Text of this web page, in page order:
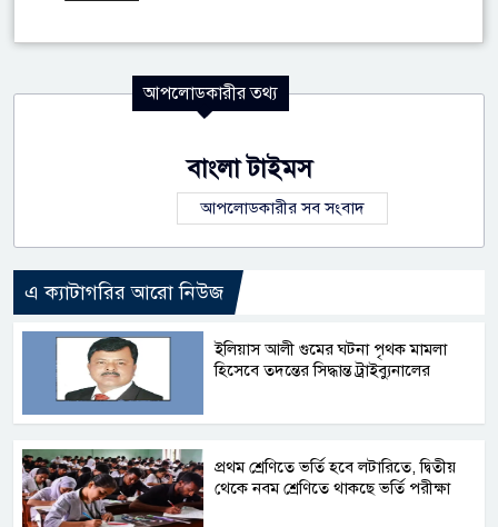
আপলোডকারীর তথ্য
বাংলা টাইমস
আপলোডকারীর সব সংবাদ
এ ক্যাটাগরির আরো নিউজ
ইলিয়াস আলী গুমের ঘটনা পৃথক মামলা
হিসেবে তদন্তের সিদ্ধান্ত ট্রাইব্যুনালের
প্রথম শ্রেণিতে ভর্তি হবে লটারিতে, দ্বিতীয়
থেকে নবম শ্রেণিতে থাকছে ভর্তি পরীক্ষা